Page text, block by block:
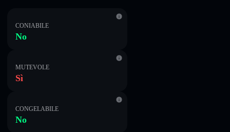
CONIABILE
No
MUTEVOLE
Sì
CONGELABILE
No